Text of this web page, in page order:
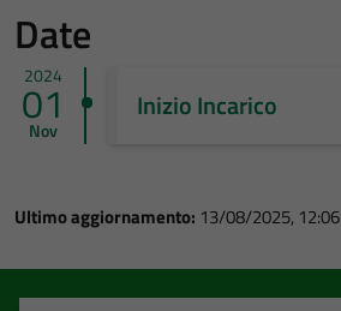
Date
2024
01
Nov
Inizio Incarico
Ultimo aggiornamento: 13/08/2025, 12:06